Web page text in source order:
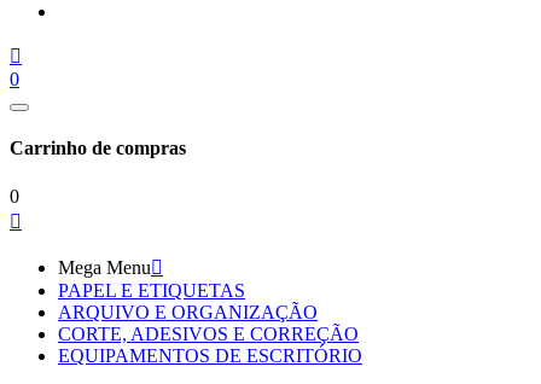

0
Carrinho de compras
0

Mega Menu
PAPEL E ETIQUETAS
ARQUIVO E ORGANIZAÇÃO
CORTE, ADESIVOS E CORREÇÃO
EQUIPAMENTOS DE ESCRITÓRIO